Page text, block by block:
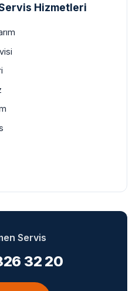
Hizmetleri
Servis
32 20